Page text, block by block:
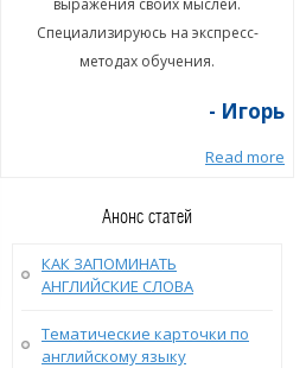
выражения своих мыслей.
Специализируюсь на экспресс-
методах обучения.
- Игорь
Read more
Анонс статей
КАК ЗАПОМИНАТЬ
АНГЛИЙСКИЕ СЛОВА
Тематические карточки по
английскому языку